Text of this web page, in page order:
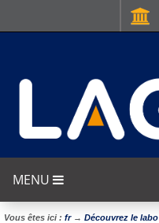
MENU
Vous êtes ici : fr→ Découvrez le labo